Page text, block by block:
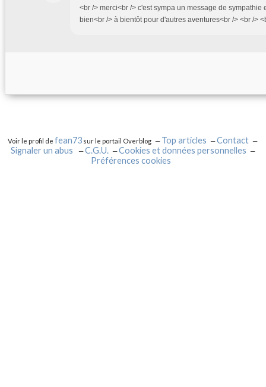
<br /> merci<br /> c'est sympa un message de sympathie
bien<br /> à bientôt pour d'autres aventures<br /> <br />
Voir le profil defean73 sur le portail Overblog Top articles
Contact
Signaler un abus
C.G.U.
Cookies et données personnelles
Préférences cookies